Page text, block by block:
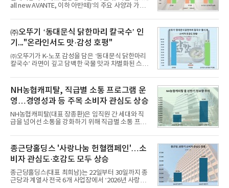
대백화점, 카카오
all new AVANTE, 이하 아반떼)’의 주요 사양과 가격
떼는 6년 만에 선보이는 8세대 완전변경 모델로, ▲정
교한 선과 면을 중심으로 완성한 파격적인 디자인 ▲
과거 중형 세단 수준으로 확대된 차체 제원 ▲글로벌
최고 수준의 안전성 ▲성능과 효율을 동시에 높인 주
행 완성도 ▲첨단 편의 및 디지털 사양 적용 등을 통해
글로벌 준중형 세단의 새로운 기준을 세웠다.아반떼
는 가솔린 2.0과 1.6 하이브리드 두 가지 파워트레인
넘
㈜오뚜기 ‘동대문식 닭한마리 칼국수’ 인
기..."온라인서도 맛·감성 호평"
㈜오뚜기가 K-노포 감성을 담은 ‘동대문식 닭한마리
칼국수’ 라면이 깊고 담백한 국물 맛과 차별화된 스토
혔다.‘동대문식 닭한마리 칼국수’는 예상을 뛰어넘는
소비자 호응에 힘입어 지난 7월 13일 첫 선을 보인 지
단 18일 만에 누적 판매량 50만 개를 돌파하는 성과를
거두었다.이번 신제품은 개발진이 전국의 닭한마리
전문점을 직접 찾아 다니며 최적의 육수 비율을 완성
했다. 자극적이지 않으면서도 깊은 닭육수에 마늘의
개운한 풍미를 더했으며, 국물이 잘 배어들면서도 쫄
서도
NH농협캐피탈, 직급별 소통 프로그램 운
영…경영성과 등 주목 소비자 관심도 상승
NH농협캐피탈(대표 장종환)은 임직원 간 세대와 직
급을 넘어선 소통을 강화하기 위해 직급별 소통 프로
부터 30일까지 서울 원센티널 NH농협캐피탈타워 22
층에서 운영했다고 31일 밝혔다.이번 프로그램은 경
영지원부 홍보팀과 2026년 새로이(e)＊가 공동 주관
했으며, ▲팀장·부장(7.27), ▲계장·주임(7.28), ▲과
장·차장(7.29), ▲대리(7.30) 등 직급별로 총 4회에 걸
쳐 진행됐다.참고로 새로이(e)는 NH농협캐피탈 MZ
세대들로(과장~계장) 구성된 자율 참여조직으로, 조
종근당홀딩스 '사랑나눔 헌혈캠페인'…소
비자 관심도·호감도 모두 상승
종근당홀딩스(대표 최희남)는 22일부터 30일까지 종
근당과 계열사 전국 6개 사업장에서 ‘2026년 사랑나